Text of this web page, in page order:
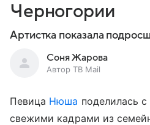
Черногории
Артистка показала
Соня Жарова
Автор ТВ Mail
Певица Нюша поделилась
свежими кадрами из